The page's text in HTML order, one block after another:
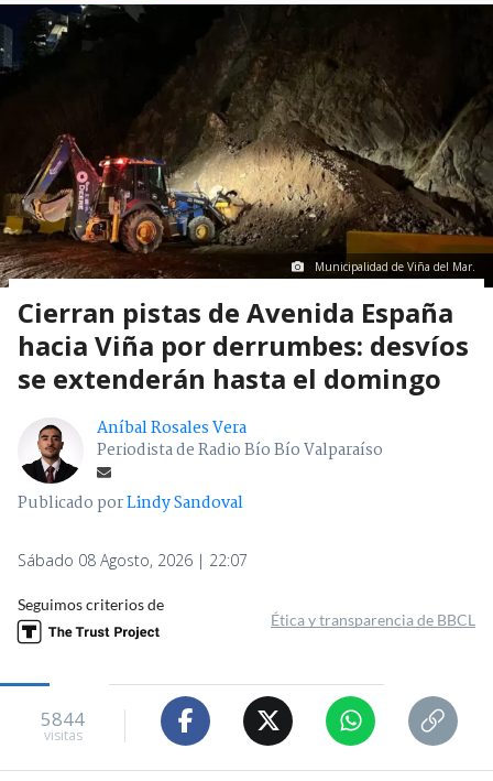
Municipalidad de Viña del Mar.
Cierran pistas de Avenida España
hacia Viña por derrumbes: desvíos
se extenderán hasta el domingo
Aníbal Rosales Vera
Periodista de Radio Bío Bío Valparaíso
Publicado porLindy Sandoval
Sábado 08 Agosto, 2026 | 22:07
Seguimos criterios de
Ética y transparencia de BBCL
5844
visitas